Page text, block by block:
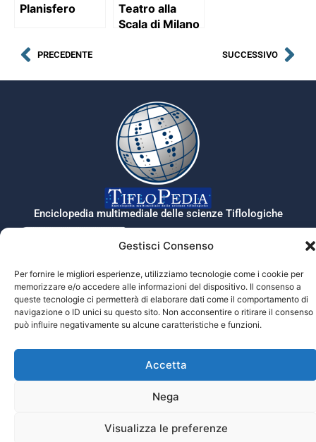
Gestisci Consenso
Per fornire le migliori esperienze, utilizziamo tecnologie come i cookie per
memorizzare e/o accedere alle informazioni del dispositivo. Il consenso a
queste tecnologie ci permetterà di elaborare dati come il comportamento di
navigazione o ID unici su questo sito. Non acconsentire o ritirare il consenso
può influire negativamente su alcune caratteristiche e funzioni.
Accetta
Nega
Visualizza le preferenze
Planisfero
Teatro alla
Scala di Milano
PRECEDENTE SUCCESSIVO
Tiflopedia è un sito della Federazione
Nazionale delle Istituzioni Pro Ciechi
Onlus
Privacy
Enciclopedia multimediale delle scienze Tiflologiche
© 2026 Prociechi.it. Tutti i diritti riservati.